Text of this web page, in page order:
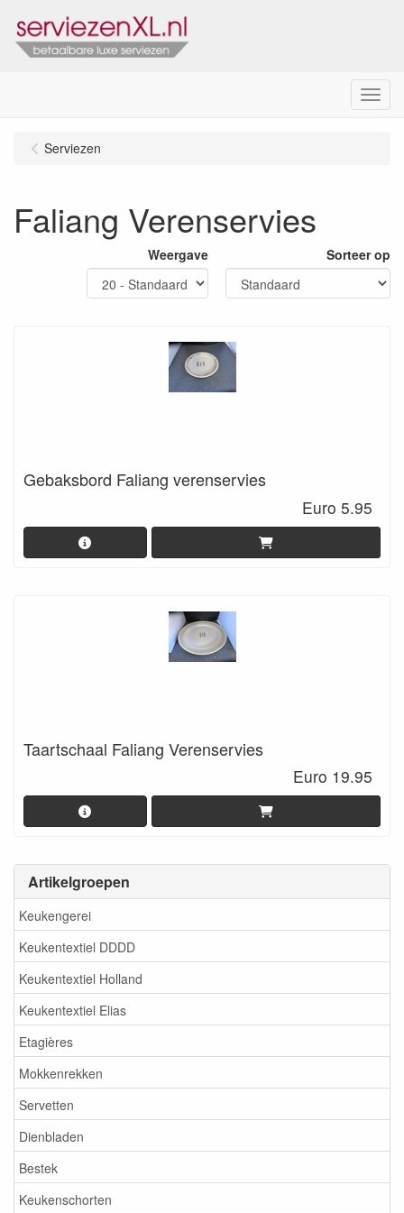
Menu
Artikelgroepen
Keukengerei
Keukentextiel DDDD
Keukentextiel Holland
Keukentextiel Elias
Etagières
Mokkenrekken
Servetten
Dienbladen
Bestek
Keukenschorten
Serviezen
Faliang Verenservies
Weergave Sorteer op
Gebaksbord Faliang verenservies
Euro 5.95
Taartschaal Faliang Verenservies
Euro 19.95